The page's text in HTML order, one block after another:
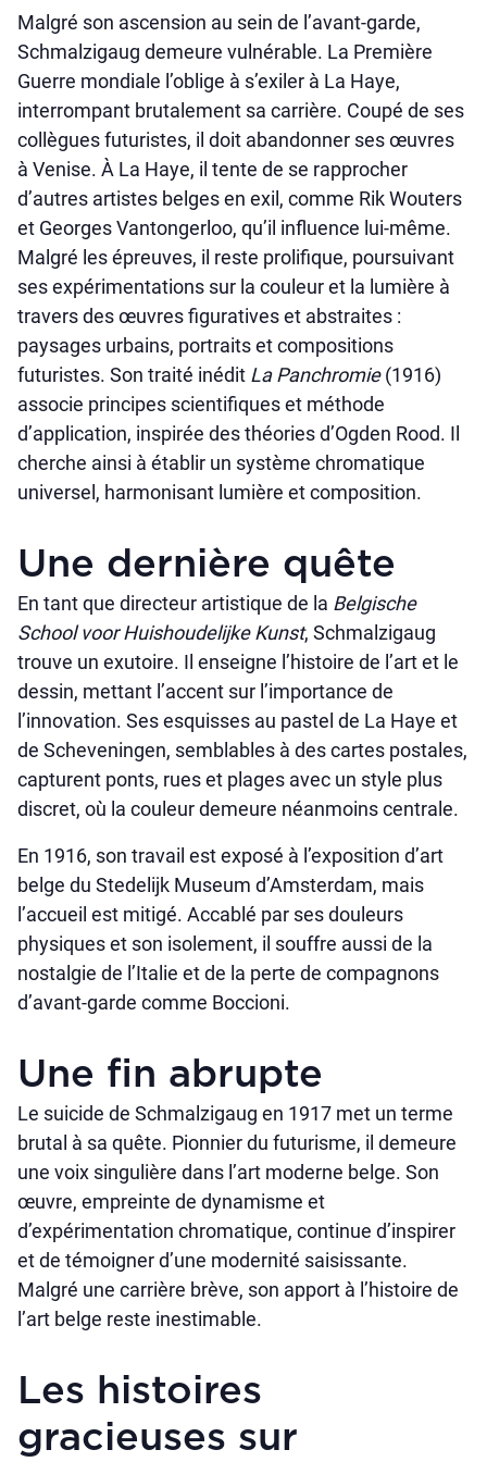
Malgré son ascension au sein de l’avant-garde,
Schmalzigaug demeure vulnérable. La Première
Guerre mondiale l’oblige à s’exiler à La Haye,
interrompant brutalement sa carrière. Coupé de ses
collègues futuristes, il doit abandonner ses œuvres
à Venise. À La Haye, il tente de se rapprocher
d’autres artistes belges en exil, comme Rik Wouters
et Georges Vantongerloo, qu’il influence lui-même.
Malgré les épreuves, il reste prolifique, poursuivant
ses expérimentations sur la couleur et la lumière à
travers des œuvres figuratives et abstraites :
paysages urbains, portraits et compositions
futuristes. Son traité inédit La Panchromie(1916)
associe principes scientifiques et méthode
d’application, inspirée des théories d’Ogden Rood. Il
cherche ainsi à établir un système chromatique
universel, harmonisant lumière et composition.
Une dernière quête
En tant que directeur artistique de la Belgische
School voor Huishoudelijke Kunst, Schmalzigaug
trouve un exutoire. Il enseigne l’histoire de l’art et le
dessin, mettant l’accent sur l’importance de
l’innovation. Ses esquisses au pastel de La Haye et
de Scheveningen, semblables à des cartes postales,
capturent ponts, rues et plages avec un style plus
discret, où la couleur demeure néanmoins centrale.
En 1916, son travail est exposé à l’exposition d’art
belge du Stedelijk Museum d’Amsterdam, mais
l’accueil est mitigé. Accablé par ses douleurs
physiques et son isolement, il souffre aussi de la
nostalgie de l’Italie et de la perte de compagnons
d’avant-garde comme Boccioni.
Une fin abrupte
Le suicide de Schmalzigaug en 1917 met un terme
brutal à sa quête. Pionnier du futurisme, il demeure
une voix singulière dans l’art moderne belge. Son
œuvre, empreinte de dynamisme et
d’expérimentation chromatique, continue d’inspirer
et de témoigner d’une modernité saisissante.
Malgré une carrière brève, son apport à l’histoire de
l’art belge reste inestimable.
Les histoires
gracieuses sur